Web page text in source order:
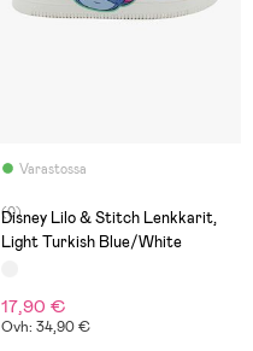
Varastossa
(0)
Disney Lilo & Stitch Lenkkarit,
Light Turkish Blue/White
17,90 €
Ovh: 34,90 €